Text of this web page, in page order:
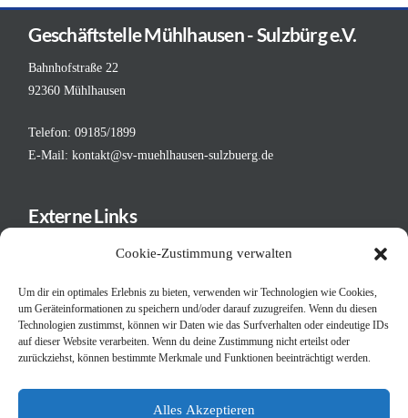
Cookie-Zustimmung verwalten
Um dir ein optimales Erlebnis zu bieten, verwenden wir Technologien wie Cookies,
um Geräteinformationen zu speichern und/oder darauf zuzugreifen. Wenn du diesen
Technologien zustimmst, können wir Daten wie das Surfverhalten oder eindeutige IDs
auf dieser Website verarbeiten. Wenn du deine Zustimmung nicht erteilst oder
zurückziehst, können bestimmte Merkmale und Funktionen beeinträchtigt werden.
Alles Akzeptieren
Geschäftstelle Mühlhausen - Sulzbürg e.V.
Bahnhofstraße 22
92360 Mühlhausen
Telefon: 09185/1899
E-Mail:kontakt@sv-muehlhausen-sulzbuerg.de
Externe Links
Deutscher Fußball-Bund
BFV - Bezirk Mittelfranken
Schiedsrichtergruppe Neumarkt
Bayerischer Turnverband
Judo in der Oberpfalz
Bayerischer Judoverband BJV
Deutscher Judobund DJB